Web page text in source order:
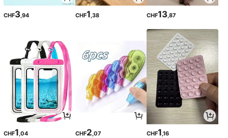
CHF3 ,94 CHF1 ,38 CHF13 ,87
CHF1,04 CHF2,07 CHF1,16